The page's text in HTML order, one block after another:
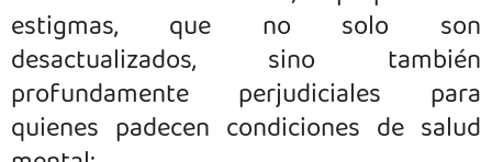
estigmas, que no solo son
desactualizados, sino también
profundamente perjudiciales para
quienes padecen condiciones de salud